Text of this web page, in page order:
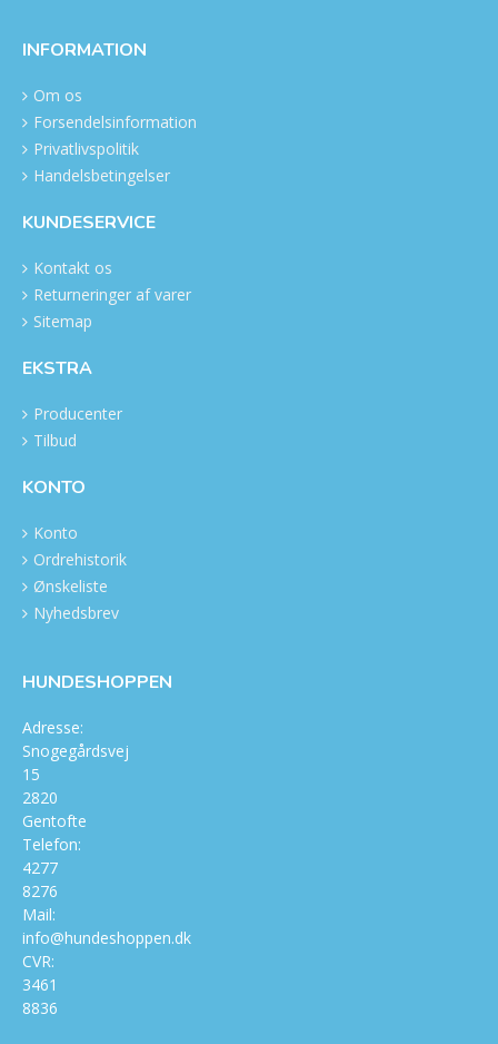
INFORMATION
Om os
Forsendelsinformation
Privatlivspolitik
Handelsbetingelser
KUNDESERVICE
Kontakt os
Returneringer af varer
Sitemap
EKSTRA
Producenter
Tilbud
KONTO
Konto
Ordrehistorik
Ønskeliste
Nyhedsbrev
HUNDESHOPPEN
Adresse:
Snogegårdsvej
15
2820
Gentofte
Telefon:
4277
8276
Mail:
info@hundeshoppen.dk
CVR:
3461
8836